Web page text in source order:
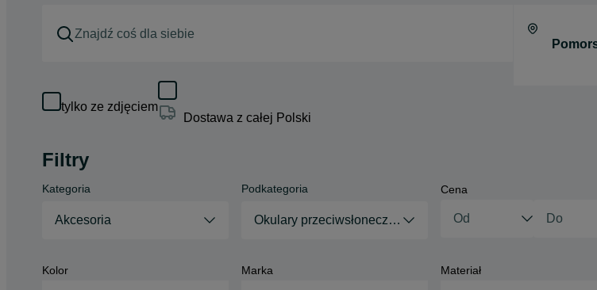
tylko ze zdjęciem
Dostawa z całej Polski
Filtry
Kategoria
Akcesoria
Podkategoria
Okulary przeciwsłoneczne
Cena
Kolor Marka Materiał